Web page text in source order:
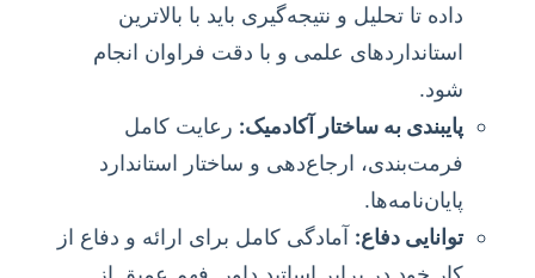
داده تا تحلیل و نتیجه‌گیری باید با بالاترین
استانداردهای علمی و با دقت فراوان انجام
شود.
پایبندی به ساختار آکادمیک: رعایت کامل
فرمت‌بندی، ارجاع‌دهی و ساختار استاندارد
پایان‌نامه‌ها.
توانایی دفاع: آمادگی کامل برای ارائه و دفاع از